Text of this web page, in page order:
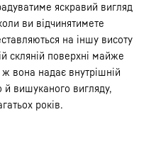
яскравий вигляд
ви відчинятимете
на іншу висоту
скляній поверхні майже
вона надає внутрішній
й вишуканого вигляду,
років.